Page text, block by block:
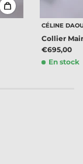
CÉLINE
Collier
€695,00
En stock